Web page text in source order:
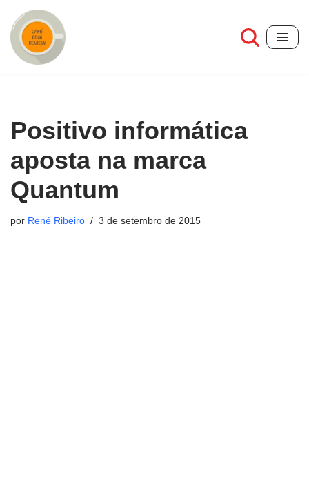
Pular
para
Positivo informática
aposta na marca
Quantum
por René Ribeiro 3 de setembro de 2015